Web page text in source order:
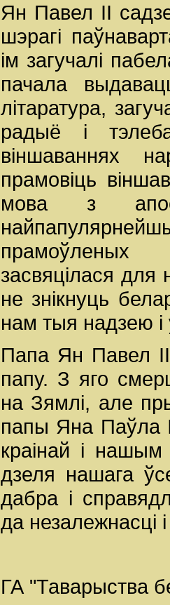
Ян Павел ІІ
шэрагі
ім загучалі
пачала
літаратура,
радыё і
віншаваннях
прамовіць
мова з
прамоўленых
засвяцілася для
не знікнуць
нам тыя надзею
Папа Ян Павел
папу. З яго
на Зямлі, але
папы Яна Паўла
краінай і
дзеля нашага
дабра і
да незалежнасці
ГА "Таварыства